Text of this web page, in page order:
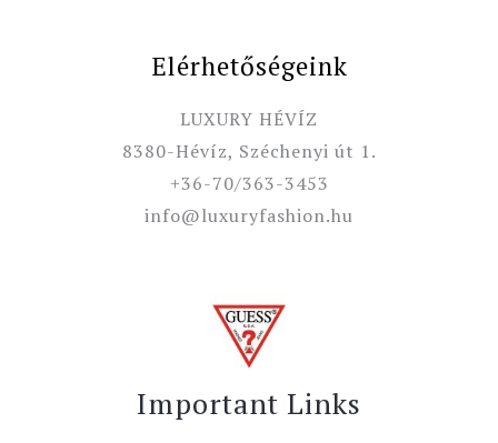
Elérhetőségeink
LUXURY HÉVÍZ
8380-Hévíz, Széchenyi út 1.
+36-70/363-3453
info@luxuryfashion.hu
Important Links